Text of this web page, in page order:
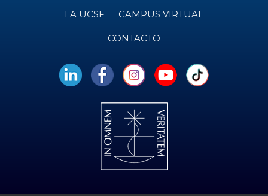
LA UCSF CAMPUS VIRTUAL
CONTACTO